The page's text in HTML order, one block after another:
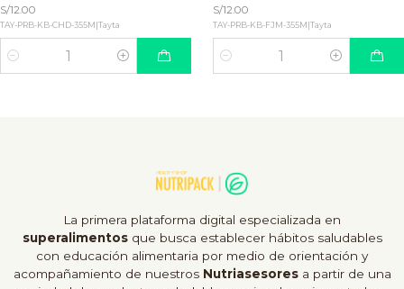
S/12.00
TAY-PRB-KB-CHD-355M Tayta
Cantidad
S/12.00
TAY-PRB-KB-FJM-355M Tayta
Cantidad
La primera plataforma digital especializada en
superalimentosque busca establecer hábitos saludables
con educación alimentaria por medio de orientación y
acompañamiento de nuestros Nutriasesores a partir de una